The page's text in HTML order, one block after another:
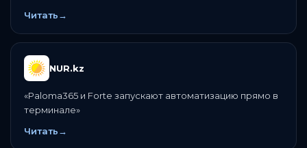
Читать→
NUR.kz
«Paloma365 и Forte запускают автоматизацию прямо в
терминале»
Читать→